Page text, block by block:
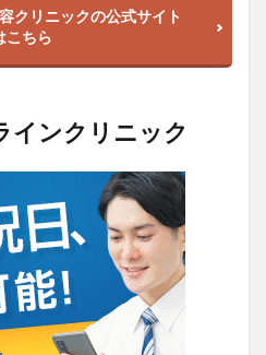
クリニックの公式サイト
こちら
ンクリニック